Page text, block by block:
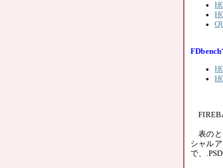
表のと
シャル
で、